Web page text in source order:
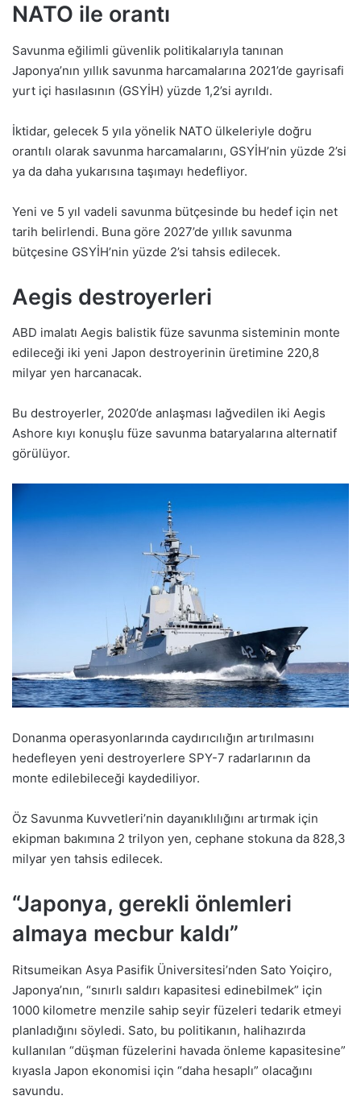
NATO ile orantı
Savunma eğilimli güvenlik politikalarıyla tanınan
Japonya’nın yıllık savunma harcamalarına 2021’de gayrisafi
yurt içi hasılasının (GSYİH) yüzde 1,2’si ayrıldı.
İktidar, gelecek 5 yıla yönelik NATO ülkeleriyle doğru
orantılı olarak savunma harcamalarını, GSYİH’nin yüzde 2’si
ya da daha yukarısına taşımayı hedefliyor.
Yeni ve 5 yıl vadeli savunma bütçesinde bu hedef için net
tarih belirlendi. Buna göre 2027’de yıllık savunma
bütçesine GSYİH’nin yüzde 2’si tahsis edilecek.
Aegis destroyerleri
ABD imalatı Aegis balistik füze savunma sisteminin monte
edileceği iki yeni Japon destroyerinin üretimine 220,8
milyar yen harcanacak.
Bu destroyerler, 2020’de anlaşması lağvedilen iki Aegis
Ashore kıyı konuşlu füze savunma bataryalarına alternatif
görülüyor.
Donanma operasyonlarında caydırıcılığın artırılmasını
hedefleyen yeni destroyerlere SPY-7 radarlarının da
monte edilebileceği kaydediliyor.
Öz Savunma Kuvvetleri’nin dayanıklılığını artırmak için
ekipman bakımına 2 trilyon yen, cephane stokuna da 828,3
milyar yen tahsis edilecek.
“Japonya, gerekli önlemleri
almaya mecbur kaldı”
Ritsumeikan Asya Pasifik Üniversitesi’nden Sato Yoiçiro,
Japonya’nın, “sınırlı saldırı kapasitesi edinebilmek” için
1000 kilometre menzile sahip seyir füzeleri tedarik etmeyi
planladığını söyledi. Sato, bu politikanın, halihazırda
kullanılan “düşman füzelerini havada önleme kapasitesine”
kıyasla Japon ekonomisi için “daha hesaplı” olacağını
savundu.